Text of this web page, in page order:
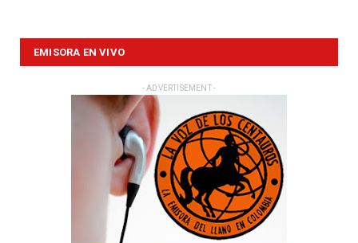
EMISORA EN VIVO
- ADVERTISEMENT -